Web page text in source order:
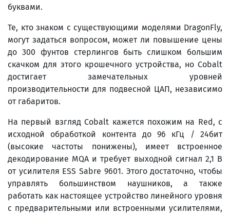
буквами.
Те, кто знаком с существующими моделями DragonFly,
могут задаться вопросом, может ли повышение цены
до 300 фунтов стерлингов быть слишком большим
скачком для этого крошечного устройства, но Cobalt
достигает замечательных уровней
производительности для подвесной ЦАП, независимо
от габаритов.
На первый взгляд Cobalt кажется похожим на Red, с
исходной обработкой контента до 96 кГц / 24бит
(высокие частоты понижены), имеет встроенное
декодирование MQA и требует выходной сигнал 2,1 В
от усилителя ESS Sabre 9601. Этого достаточно, чтобы
управлять большинством наушников, а также
работать как настоящее устройство линейного уровня
с предварительными или встроенными усилителями,